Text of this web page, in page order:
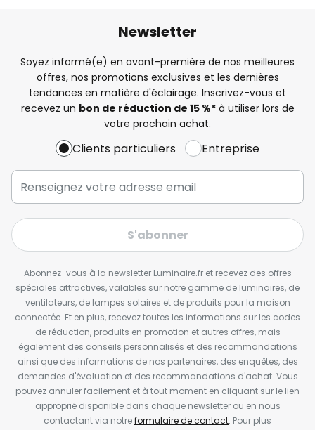
Newsletter
Soyez informé(e) en avant-première de nos meilleures
offres, nos promotions exclusives et les dernières
tendances en matière d'éclairage. Inscrivez-vous et
recevez un bon de réduction de 15 %*à utiliser lors de
votre prochain achat.
Clients particuliers Entreprise
S'abonner
Abonnez-vous à la newsletter Luminaire.fr et recevez des offres
spéciales attractives, valables sur notre gamme de luminaires, de
ventilateurs, de lampes solaires et de produits pour la maison
connectée. Et en plus, recevez toutes les informations sur les codes
de réduction, produits en promotion et autres offres, mais
également des conseils personnalisés et des recommandations
ainsi que des informations de nos partenaires, des enquêtes, des
demandes d'évaluation et des recommandations d'achat. Vous
pouvez annuler facilement et à tout moment en cliquant sur le lien
approprié disponible dans chaque newsletter ou en nous
contactant via notreformulaire de contact. Pour plus